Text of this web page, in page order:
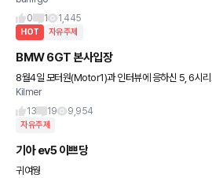
0
1 1,445
HOT 자유주제
BMW 6GT 본사입장
8월4일 모터원(Motor1)과 인터뷰에 응하신 5, 6시리
자께서 이렇게 대답하셨습니다. "The BMW 6 Series GT will be
discontinued. Its prod
Kilmer
13
19 9,954
자유주제
기아 ev5 이쁘당
귀여웡